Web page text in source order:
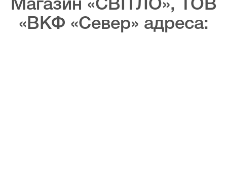
Магазин «СВІТЛО», ТОВ
«ВКФ «Север» адреса: